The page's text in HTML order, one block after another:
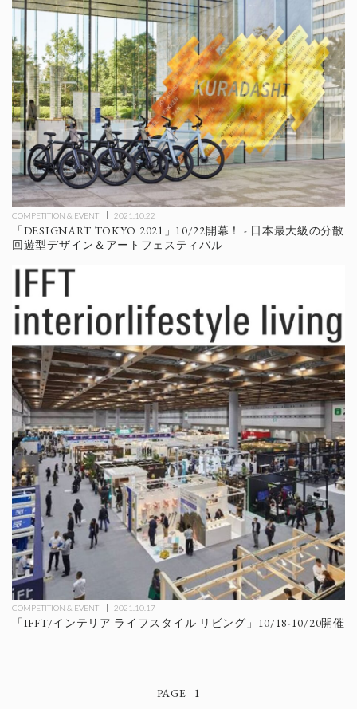
COMPETITION & EVENT 2021.10.22
「DESIGNART TOKYO 2021」10/22開幕！ - 日本最大級の分散
回遊型デザイン＆アートフェスティバル
COMPETITION & EVENT 2021.10.17
「IFFT/インテリア ライフスタイル リビング」10/18-10/20開催
1